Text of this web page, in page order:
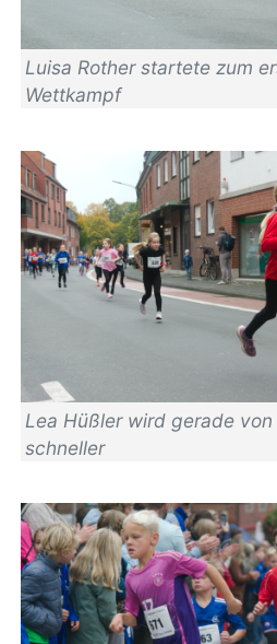
Luisa Rother startete zum
Wettkampf
Lea Hüßler wird gerade
schneller